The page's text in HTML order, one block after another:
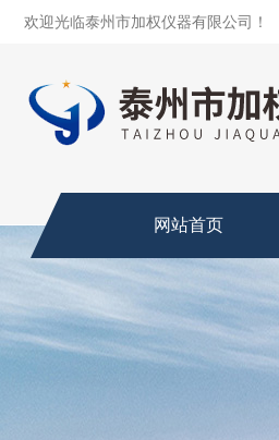
欢迎光临泰州市加权仪器有限公司！
网站首页